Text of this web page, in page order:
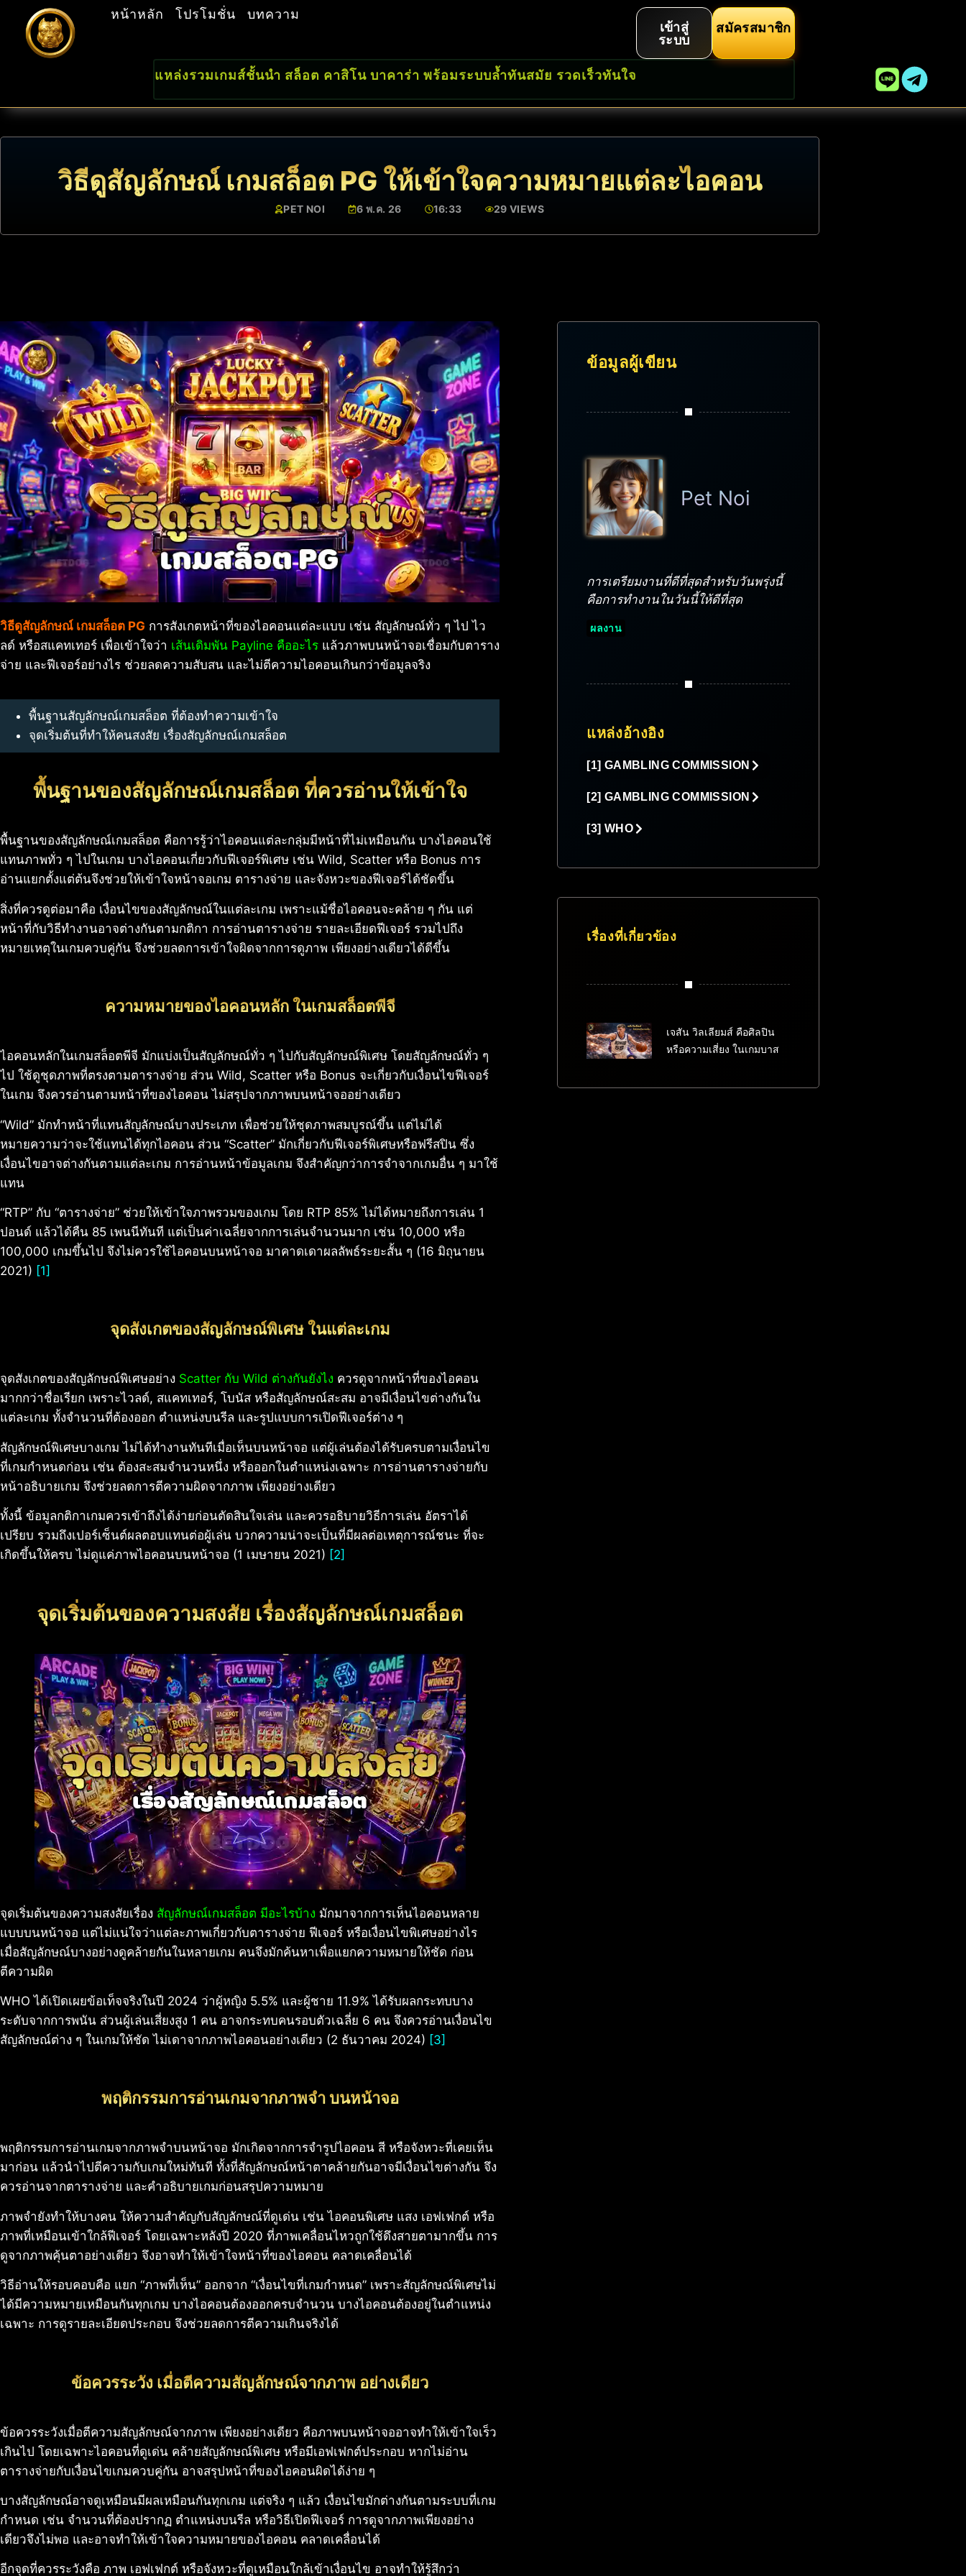
หน้าหลัก โปรโมชั่น บทความ
เข้าสู่
ระบบ
สมัครสมาชิก
แหล่งรวมเกมส์ชั้นนำ สล็อต คาสิโน บาคาร่า พร้อมระบบล้ำทันสมัย รวดเร็วทันใจ
วิธีดูสัญลักษณ์ เกมสล็อต PG ให้เข้าใจความหมายแต่ละไอคอน
PET NOI 6 พ.ค. 26 16:33 29 VIEWS
วิธีดูสัญลักษณ์ เกมสล็อต PG การสังเกตหน้าที่ของไอคอนแต่ละแบบ เช่น สัญลักษณ์ทั่ว ๆ ไป ไว
ลด์ หรือสแคทเทอร์ เพื่อเข้าใจว่า เส้นเดิมพัน Payline คืออะไร แล้วภาพบนหน้าจอเชื่อมกับตาราง
จ่าย และฟีเจอร์อย่างไร ช่วยลดความสับสน และไม่ตีความไอคอนเกินกว่าข้อมูลจริง
พื้นฐานสัญลักษณ์เกมสล็อต ที่ต้องทำความเข้าใจ
จุดเริ่มต้นที่ทำให้คนสงสัย เรื่องสัญลักษณ์เกมสล็อต
พื้นฐานของสัญลักษณ์เกมสล็อต ที่ควรอ่านให้เข้าใจ
พื้นฐานของสัญลักษณ์เกมสล็อต คือการรู้ว่าไอคอนแต่ละกลุ่มมีหน้าที่ไม่เหมือนกัน บางไอคอนใช้
แทนภาพทั่ว ๆ ไปในเกม บางไอคอนเกี่ยวกับฟีเจอร์พิเศษ เช่น Wild, Scatter หรือ Bonus การ
อ่านแยกตั้งแต่ต้นจึงช่วยให้เข้าใจหน้าจอเกม ตารางจ่าย และจังหวะของฟีเจอร์ได้ชัดขึ้น
สิ่งที่ควรดูต่อมาคือ เงื่อนไขของสัญลักษณ์ในแต่ละเกม เพราะแม้ชื่อไอคอนจะคล้าย ๆ กัน แต่
หน้าที่กับวิธีทำงานอาจต่างกันตามกติกา การอ่านตารางจ่าย รายละเอียดฟีเจอร์ รวมไปถึง
หมายเหตุในเกมควบคู่กัน จึงช่วยลดการเข้าใจผิดจากการดูภาพ เพียงอย่างเดียวได้ดีขึ้น
ความหมายของไอคอนหลัก ในเกมสล็อตพีจี
ไอคอนหลักในเกมสล็อตพีจี มักแบ่งเป็นสัญลักษณ์ทั่ว ๆ ไปกับสัญลักษณ์พิเศษ โดยสัญลักษณ์ทั่ว ๆ
ไป ใช้ดูชุดภาพที่ตรงตามตารางจ่าย ส่วน Wild, Scatter หรือ Bonus จะเกี่ยวกับเงื่อนไขฟีเจอร์
ในเกม จึงควรอ่านตามหน้าที่ของไอคอน ไม่สรุปจากภาพบนหน้าจออย่างเดียว
“Wild” มักทำหน้าที่แทนสัญลักษณ์บางประเภท เพื่อช่วยให้ชุดภาพสมบูรณ์ขึ้น แต่ไม่ได้
หมายความว่าจะใช้แทนได้ทุกไอคอน ส่วน “Scatter” มักเกี่ยวกับฟีเจอร์พิเศษหรือฟรีสปิน ซึ่ง
เงื่อนไขอาจต่างกันตามแต่ละเกม การอ่านหน้าข้อมูลเกม จึงสำคัญกว่าการจำจากเกมอื่น ๆ มาใช้
แทน
“RTP” กับ “ตารางจ่าย” ช่วยให้เข้าใจภาพรวมของเกม โดย RTP 85% ไม่ได้หมายถึงการเล่น 1
ปอนด์ แล้วได้คืน 85 เพนนีทันที แต่เป็นค่าเฉลี่ยจากการเล่นจำนวนมาก เช่น 10,000 หรือ
100,000 เกมขึ้นไป จึงไม่ควรใช้ไอคอนบนหน้าจอ มาคาดเดาผลลัพธ์ระยะสั้น ๆ (16 มิถุนายน
2021) [1]
จุดสังเกตของสัญลักษณ์พิเศษ ในแต่ละเกม
จุดสังเกตของสัญลักษณ์พิเศษอย่าง Scatter กับ Wild ต่างกันยังไง ควรดูจากหน้าที่ของไอคอน
มากกว่าชื่อเรียก เพราะไวลด์, สแคทเทอร์, โบนัส หรือสัญลักษณ์สะสม อาจมีเงื่อนไขต่างกันใน
แต่ละเกม ทั้งจำนวนที่ต้องออก ตำแหน่งบนรีล และรูปแบบการเปิดฟีเจอร์ต่าง ๆ
สัญลักษณ์พิเศษบางเกม ไม่ได้ทำงานทันทีเมื่อเห็นบนหน้าจอ แต่ผู้เล่นต้องได้รับครบตามเงื่อนไข
ที่เกมกำหนดก่อน เช่น ต้องสะสมจำนวนหนึ่ง หรือออกในตำแหน่งเฉพาะ การอ่านตารางจ่ายกับ
หน้าอธิบายเกม จึงช่วยลดการตีความผิดจากภาพ เพียงอย่างเดียว
ทั้งนี้ ข้อมูลกติกาเกมควรเข้าถึงได้ง่ายก่อนตัดสินใจเล่น และควรอธิบายวิธีการเล่น อัตราได้
เปรียบ รวมถึงเปอร์เซ็นต์ผลตอบแทนต่อผู้เล่น บวกความน่าจะเป็นที่มีผลต่อเหตุการณ์ชนะ ที่จะ
เกิดขึ้นให้ครบ ไม่ดูแค่ภาพไอคอนบนหน้าจอ (1 เมษายน 2021) [2]
จุดเริ่มต้นของความสงสัย เรื่องสัญลักษณ์เกมสล็อต
จุดเริ่มต้นของความสงสัยเรื่อง สัญลักษณ์เกมสล็อต มีอะไรบ้าง มักมาจากการเห็นไอคอนหลาย
แบบบนหน้าจอ แต่ไม่แน่ใจว่าแต่ละภาพเกี่ยวกับตารางจ่าย ฟีเจอร์ หรือเงื่อนไขพิเศษอย่างไร
เมื่อสัญลักษณ์บางอย่างดูคล้ายกันในหลายเกม คนจึงมักค้นหาเพื่อแยกความหมายให้ชัด ก่อน
ตีความผิด
WHO ได้เปิดเผยข้อเท็จจริงในปี 2024 ว่าผู้หญิง 5.5% และผู้ชาย 11.9% ได้รับผลกระทบบาง
ระดับจากการพนัน ส่วนผู้เล่นเสี่ยงสูง 1 คน อาจกระทบคนรอบตัวเฉลี่ย 6 คน จึงควรอ่านเงื่อนไข
สัญลักษณ์ต่าง ๆ ในเกมให้ชัด ไม่เดาจากภาพไอคอนอย่างเดียว (2 ธันวาคม 2024) [3]
พฤติกรรมการอ่านเกมจากภาพจำ บนหน้าจอ
พฤติกรรมการอ่านเกมจากภาพจำบนหน้าจอ มักเกิดจากการจำรูปไอคอน สี หรือจังหวะที่เคยเห็น
มาก่อน แล้วนำไปตีความกับเกมใหม่ทันที ทั้งที่สัญลักษณ์หน้าตาคล้ายกันอาจมีเงื่อนไขต่างกัน จึง
ควรอ่านจากตารางจ่าย และคำอธิบายเกมก่อนสรุปความหมาย
ภาพจำยังทำให้บางคน ให้ความสำคัญกับสัญลักษณ์ที่ดูเด่น เช่น ไอคอนพิเศษ แสง เอฟเฟกต์ หรือ
ภาพที่เหมือนเข้าใกล้ฟีเจอร์ โดยเฉพาะหลังปี 2020 ที่ภาพเคลื่อนไหวถูกใช้ดึงสายตามากขึ้น การ
ดูจากภาพคุ้นตาอย่างเดียว จึงอาจทำให้เข้าใจหน้าที่ของไอคอน คลาดเคลื่อนได้
วิธีอ่านให้รอบคอบคือ แยก “ภาพที่เห็น” ออกจาก “เงื่อนไขที่เกมกำหนด” เพราะสัญลักษณ์พิเศษไม่
ได้มีความหมายเหมือนกันทุกเกม บางไอคอนต้องออกครบจำนวน บางไอคอนต้องอยู่ในตำแหน่ง
เฉพาะ การดูรายละเอียดประกอบ จึงช่วยลดการตีความเกินจริงได้
ข้อควรระวัง เมื่อตีความสัญลักษณ์จากภาพ อย่างเดียว
ข้อควรระวังเมื่อตีความสัญลักษณ์จากภาพ เพียงอย่างเดียว คือภาพบนหน้าจออาจทำให้เข้าใจเร็ว
เกินไป โดยเฉพาะไอคอนที่ดูเด่น คล้ายสัญลักษณ์พิเศษ หรือมีเอฟเฟกต์ประกอบ หากไม่อ่าน
ตารางจ่ายกับเงื่อนไขเกมควบคู่กัน อาจสรุปหน้าที่ของไอคอนผิดได้ง่าย ๆ
บางสัญลักษณ์อาจดูเหมือนมีผลเหมือนกันทุกเกม แต่จริง ๆ แล้ว เงื่อนไขมักต่างกันตามระบบที่เกม
กำหนด เช่น จำนวนที่ต้องปรากฏ ตำแหน่งบนรีล หรือวิธีเปิดฟีเจอร์ การดูจากภาพเพียงอย่าง
เดียวจึงไม่พอ และอาจทำให้เข้าใจความหมายของไอคอน คลาดเคลื่อนได้
อีกจุดที่ควรระวังคือ ภาพ เอฟเฟกต์ หรือจังหวะที่ดูเหมือนใกล้เข้าเงื่อนไข อาจทำให้รู้สึกว่า
ข้อมูลผู้เขียน
Pet Noi
การเตรียมงานที่ดีที่สุดสำหรับวันพรุ่งนี้
คือการทำงานในวันนี้ให้ดีที่สุด
ผลงาน
แหล่งอ้างอิง
[1] GAMBLING COMMISSION
[2] GAMBLING COMMISSION
[3] WHO
เรื่องที่เกี่ยวข้อง
เจสัน วิลเลียมส์ คือศิลปิน
หรือความเสี่ยง ในเกมบาส